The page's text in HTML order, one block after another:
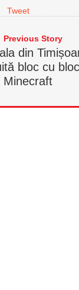
Tweet
Previous Story
din
bloc cu
Minecraft